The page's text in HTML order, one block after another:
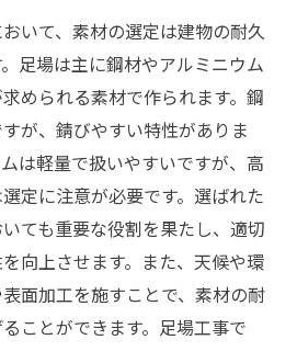
いて、素材の選定は建物の耐久
足場は主に鋼材やアルミニウム
められる素材で作られます。鋼
が、錆びやすい特性がありま
は軽量で扱いやすいですが、高
定に注意が必要です。選ばれた
ても重要な役割を果たし、適切
向上させます。また、天候や環
面加工を施すことで、素材の耐
ことができます。足場工事で